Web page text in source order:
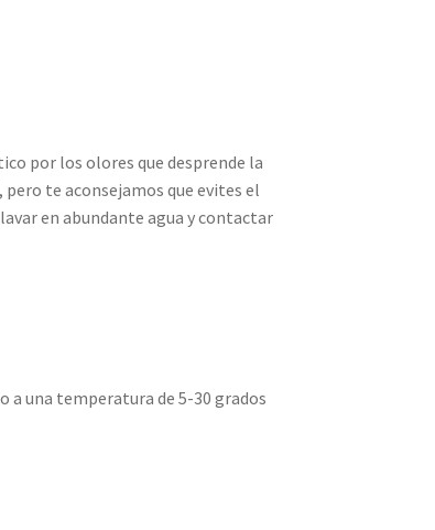
por los olores que desprende la
te aconsejamos que evites el
en abundante agua y contactar
a una temperatura de 5-30 grados